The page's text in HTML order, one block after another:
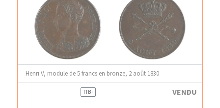
Henri V, module de 5 francs en bronze, 2 août 1830
TTB+ VENDU